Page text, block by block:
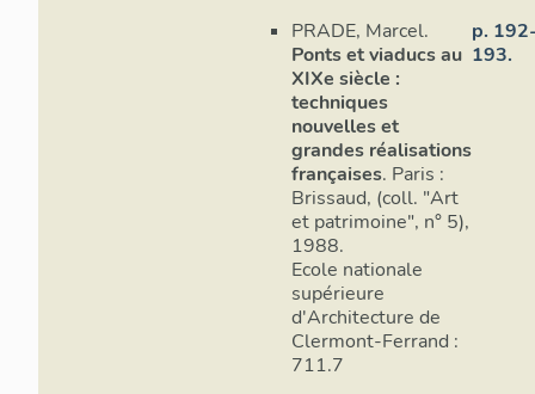
PRADE, Marcel.
Ponts et viaducs au
XIXe siècle :
techniques
nouvelles et
grandes réalisations
françaises. Paris :
Brissaud, (coll. "Art
et patrimoine", n° 5),
1988.
Ecole nationale
supérieure
d'Architecture de
Clermont-Ferrand :
711.7
p.
193.